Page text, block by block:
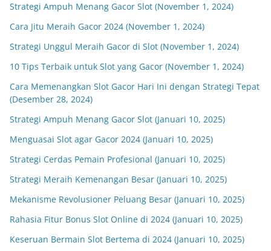
Strategi Ampuh Menang Gacor Slot (November 1, 2024)
Cara Jitu Meraih Gacor 2024 (November 1, 2024)
Strategi Unggul Meraih Gacor di Slot (November 1, 2024)
10 Tips Terbaik untuk Slot yang Gacor (November 1, 2024)
Cara Memenangkan Slot Gacor Hari Ini dengan Strategi Tepat
(Desember 28, 2024)
Strategi Ampuh Menang Gacor Slot (Januari 10, 2025)
Menguasai Slot agar Gacor 2024 (Januari 10, 2025)
Strategi Cerdas Pemain Profesional (Januari 10, 2025)
Strategi Meraih Kemenangan Besar (Januari 10, 2025)
Mekanisme Revolusioner Peluang Besar (Januari 10, 2025)
Rahasia Fitur Bonus Slot Online di 2024 (Januari 10, 2025)
Keseruan Bermain Slot Bertema di 2024 (Januari 10, 2025)